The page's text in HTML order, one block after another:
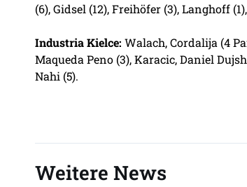
(6), Gidsel (12), Freihöfer (3), Langhoff
Industria Kielce: Walach, Cordalija (4
Maqueda Peno (3), Karacic, Daniel
Nahi (5).
Weitere News